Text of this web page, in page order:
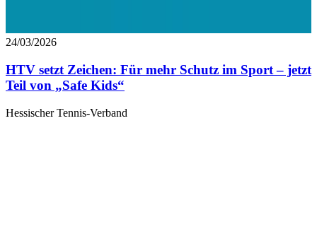
24/03/2026
HTV setzt Zeichen: Für mehr Schutz im Sport – jetzt
Teil von „Safe Kids“
Hessischer Tennis-Verband